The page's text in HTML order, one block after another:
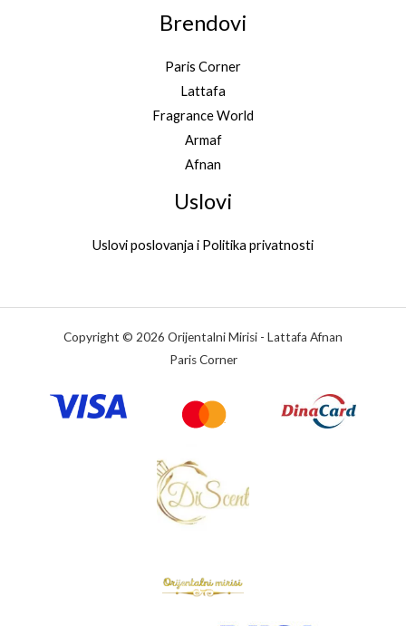
Brendovi
Paris Corner
Lattafa
Fragrance World
Armaf
Afnan
Uslovi
Uslovi poslovanja i Politika privatnosti
Copyright © 2026 Orijentalni Mirisi - Lattafa Afnan
Paris Corner